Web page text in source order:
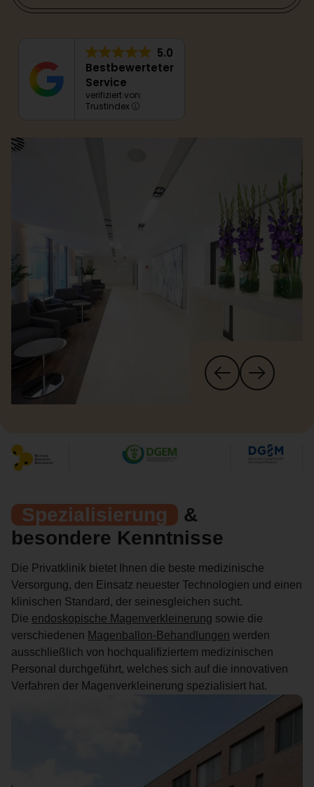
5.0
Bestbewerteter
Service
verifiziert von:
Trustindex
Spezialisierung
&
besondere Kenntnisse
Die Privatklinik bietet Ihnen die beste medizinische
Versorgung, den Einsatz neuester Technologien und einen
klinischen Standard, der seinesgleichen sucht.
Die endoskopische Magenverkleinerung sowie die
verschiedenen Magenballon-Behandlungen werden
ausschließlich von hochqualifiziertem medizinischen
Personal durchgeführt, welches sich auf die innovativen
Verfahren der Magenverkleinerung spezialisiert hat.